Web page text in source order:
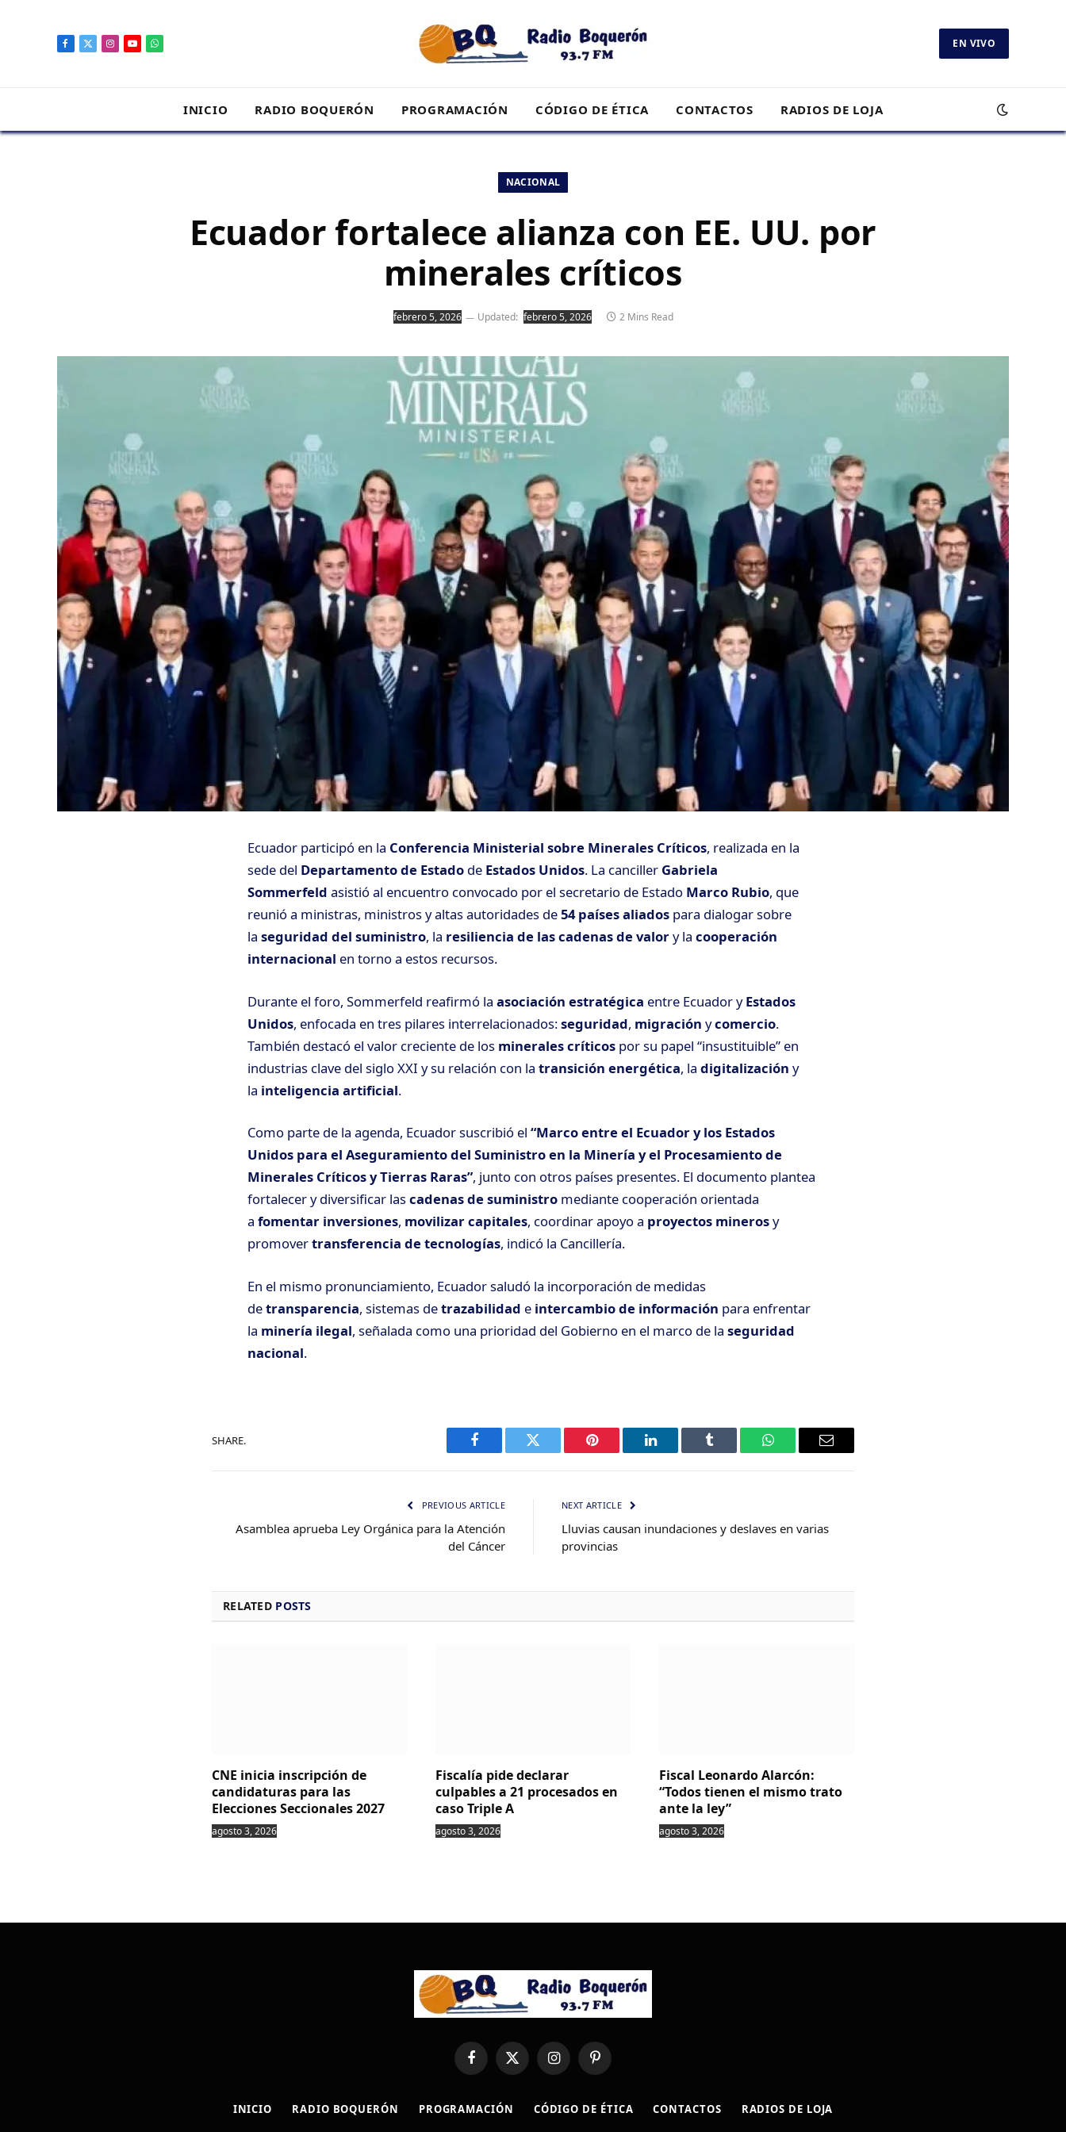
Facebook
X
Instagram
YouTubeWhatsApp EN VIVO
INICIO RADIO BOQUERÓN PROGRAMACIÓN CÓDIGO DE ÉTICA CONTACTOS RADIOS DE LOJA
NACIONAL
Ecuador fortalece alianza con EE. UU. por
minerales críticos
febrero 5, 2026 Updated: febrero 5, 2026 2 Mins Read
Ecuador participó en la Conferencia Ministerial sobre Minerales Críticos, realizada en la
sede del Departamento de Estado de Estados Unidos. La canciller Gabriela
Sommerfeld asistió al encuentro convocado por el secretario de Estado Marco Rubio, que
reunió a ministras, ministros y altas autoridades de54 países aliados para dialogar sobre
la seguridad del suministro, la resiliencia de las cadenas de valory la cooperación
internacional en torno a estos recursos.
Durante el foro, Sommerfeld reafirmó la asociación estratégica entre Ecuador yEstados
Unidos, enfocada en tres pilares interrelacionados:seguridad, migración ycomercio.
También destacó el valor creciente de los minerales críticos por su papel “insustituible” en
industrias clave del siglo XXI y su relación con la transición energética, la digitalización y
la inteligencia artificial.
Como parte de la agenda, Ecuador suscribió el “Marco entre el Ecuador y los Estados
Unidos para el Aseguramiento del Suministro en la Minería y el Procesamiento de
Minerales Críticos y Tierras Raras”, junto con otros países presentes. El documento plantea
fortalecer y diversificar lascadenas de suministro mediante cooperación orientada
a fomentar inversiones, movilizar capitales, coordinar apoyo a proyectos minerosy
promovertransferencia de tecnologías, indicó la Cancillería.
En el mismo pronunciamiento, Ecuador saludó la incorporación de medidas
detransparencia, sistemas detrazabilidad e intercambio de información para enfrentar
la minería ilegal, señalada como una prioridad del Gobierno en el marco de la seguridad
nacional.
SHARE.
Facebook Twitter Pinterest LinkedIn Tumblr WhatsAppEmail
PREVIOUS ARTICLE
Asamblea aprueba Ley Orgánica para la Atención
del Cáncer
NEXT ARTICLE
Lluvias causan inundaciones y deslaves en varias
provincias
RELATED POSTS
CNE inicia inscripción de
candidaturas para las
Elecciones Seccionales 2027
agosto 3, 2026
Fiscalía pide declarar
culpables a 21 procesados en
caso Triple A
agosto 3, 2026
Fiscal Leonardo Alarcón:
“Todos tienen el mismo trato
ante la ley”
agosto 3, 2026
FacebookX
(Twitter)
InstagramPinterest
INICIO RADIO BOQUERÓN PROGRAMACIÓN CÓDIGO DE ÉTICA CONTACTOS RADIOS DE LOJA